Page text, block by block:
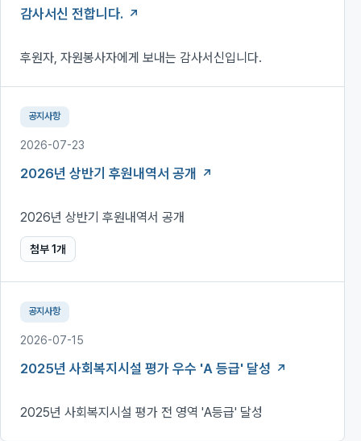
감사서신 전합니다.
후원자, 자원봉사자에게 보내는 감사서신입니다.
공지사항
2026-07-23
2026년 상반기 후원내역서 공개
2026년 상반기 후원내역서 공개
첨부1개
공지사항
2026-07-15
2025년 사회복지시설 평가 우수 'A 등급' 달성
2025년 사회복지시설 평가 전 영역 'A등급' 달성